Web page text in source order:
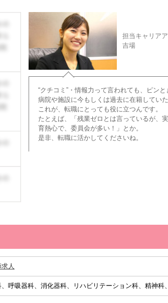
担当キャリア
吉場
“クチコミ”・情報力って言われても、ピンと
病院や施設に今もしくは過去に在籍してい
これが、転職にとっても役に立つんです。
たとえば、「残業ゼロとは言っているが、
育熱心で、委員会が多い！」とか。
是非、転職に活かしてくださいね。
人
呼吸器科、消化器科、リハビリテーション科、精神科